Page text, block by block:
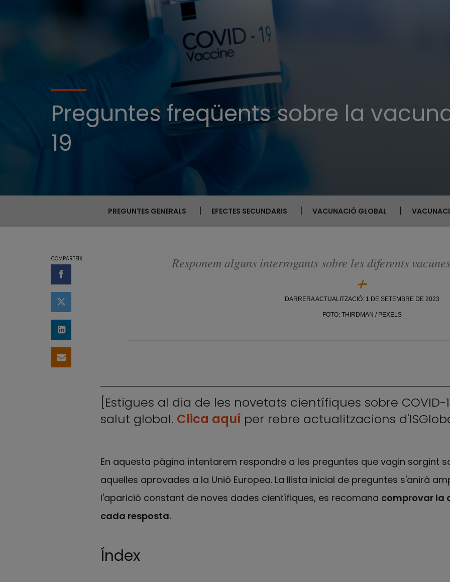
Preguntes freqüents sobre la
19
PREGUNTES GENERALS EFECTES SECUNDARIS VACUNACIÓ GLOBAL
COMPARTEIX
Compartir a Facebook
Compartir a Twitter
Comparteix a LinkedIn
Comparteix per email
Responem alguns interrogants sobre les diferents
DARRERA ACTUALITZACIÓ: 1 DE SETEMBRE DE 2023
FOTO: THIRDMAN / PEXELS
[Estigues al dia de les novetats científiques sobre
salut global. Clica aquíper rebre actualitzacions
En aquesta pàgina intentarem respondre a les preguntes que vagin sorgint
aquelles aprovades a la Unió Europea. La llista inicial de preguntes s'anirà
l'aparició constant de noves dades científiques, es recomana comprovar la
cada resposta.
Índex